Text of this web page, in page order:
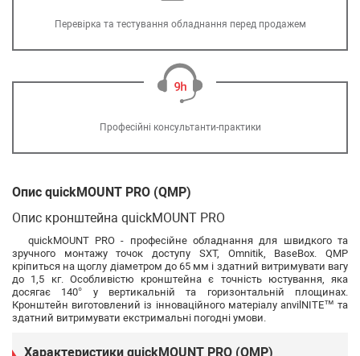
Перевірка та тестування обладнання перед продажем
Професійні консультанти-практики
Опис quickMOUNT PRO (QMP)
Опис кронштейна quickMOUNT PRO
quickMOUNT PRO - професійне обладнання для швидкого та
зручного монтажу точок доступу SXT, Omnitik, BaseBox. QMP
кріпиться на щоглу діаметром до 65 мм і здатний витримувати вагу
до 1,5 кг. Особливістю кронштейна є точність юстування, яка
досягає 140° у вертикальній та горизонтальній площинах.
Кронштейн виготовлений із інноваційного матеріалу anvilNITE™ та
здатний витримувати екстримальні погодні умови.
Характеристики quickMOUNT PRO (QMP)